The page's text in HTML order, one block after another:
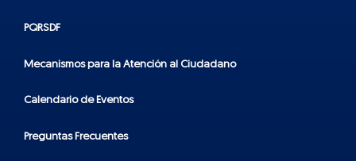
PQRSDF
Mecanismos para la Atención al Ciudadano
Calendario de Eventos
Preguntas Frecuentes